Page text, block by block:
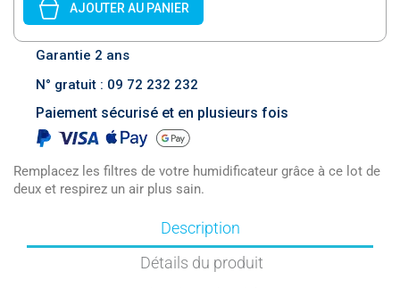
AJOUTER AU PANIER
Garantie 2 ans
N° gratuit : 09 72 232 232
Paiement sécurisé et en plusieurs fois
Remplacez les filtres de votre humidificateur grâce à ce lot de
deux et respirez un air plus sain.
Description
Détails du produit